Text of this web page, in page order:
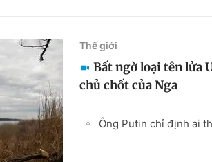
Thế giới
Bất ngờ loại tên lửa
chủ chốt của Nga
Ông Putin chỉ định ai